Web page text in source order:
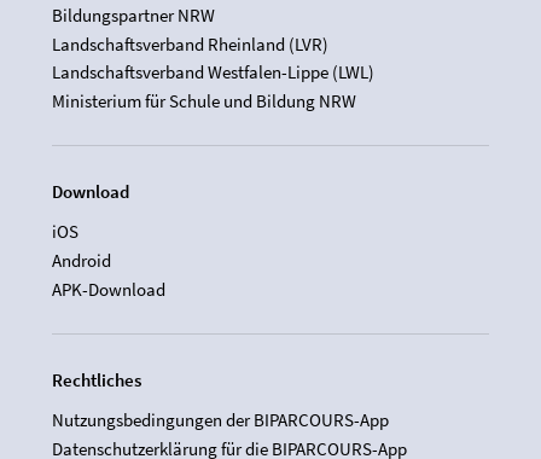
Bildungspartner NRW
Landschaftsverband Rheinland (LVR)
Landschaftsverband Westfalen-Lippe (LWL)
Ministerium für Schule und Bildung NRW
Download
iOS
Android
APK-Download
Rechtliches
Nutzungsbedingungen der BIPARCOURS-App
Datenschutzerklärung für die BIPARCOURS-App